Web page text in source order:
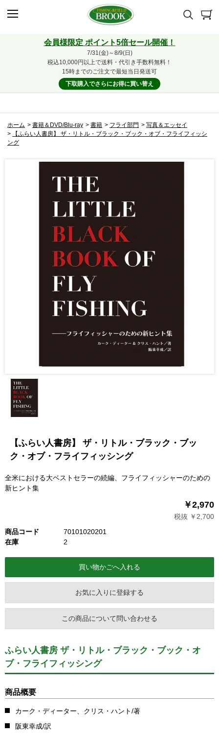
会員様限定 ポイント5倍セール開催！
7/31(金)～8/9(日)
税込10,000円以上で送料・代引き手数料無料！
15時までのご注文で最短当日発送可
下取購入でさらにお得に買い替え
ホーム > 書籍＆DVD/Blu-ray > 書籍 > フライ部門 > 写真＆エッセイ
>
【ふらい人書房】 ザ・リトル・ブラック・ブック・オブ・フライフィッシ
ング
【ふらい人書房】 ザ・リトル・ブラック・ブッ
ク・オブ・フライフィッシング
全米における大ベストセラーの続編、フライフィッシャーのための
新ヒント集
￥2,970
税抜 ￥2,700
商品コード
70101020201
在庫
2
お気に入りに登録する
この商品について問い合わせる
ふらい人書房 ザ・リトル・ブラック・ブック・オ
ブ・フライフィッシング
商品概要
カーク・ディーター、クリス・ハント/著
阪東幸成/訳